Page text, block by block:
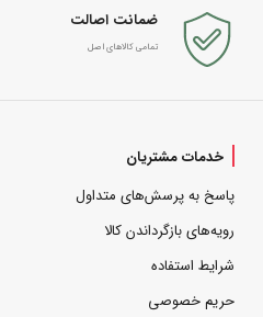
ضمانت اصالت
تمامی کالاهای اصل
خدمات مشتریان
پاسخ به پرسش‌های متداول
رویه‌های بازگرداندن کالا
شرایط استفاده
حریم خصوصی